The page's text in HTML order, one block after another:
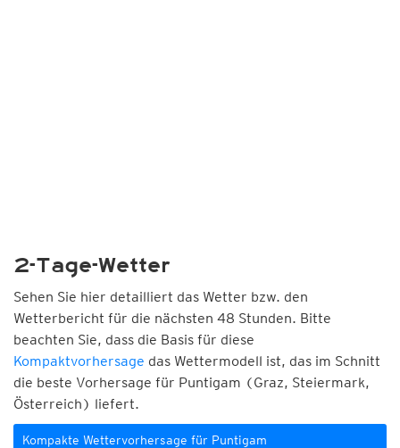
2-Tage-Wetter
Sehen Sie hier detailliert das Wetter bzw. den
Wetterbericht für die nächsten 48 Stunden. Bitte
beachten Sie, dass die Basis für diese
Kompaktvorhersage das Wettermodell ist, das im Schnitt
die beste Vorhersage für Puntigam (Graz, Steiermark,
Österreich) liefert.
Kompakte Wettervorhersage für Puntigam